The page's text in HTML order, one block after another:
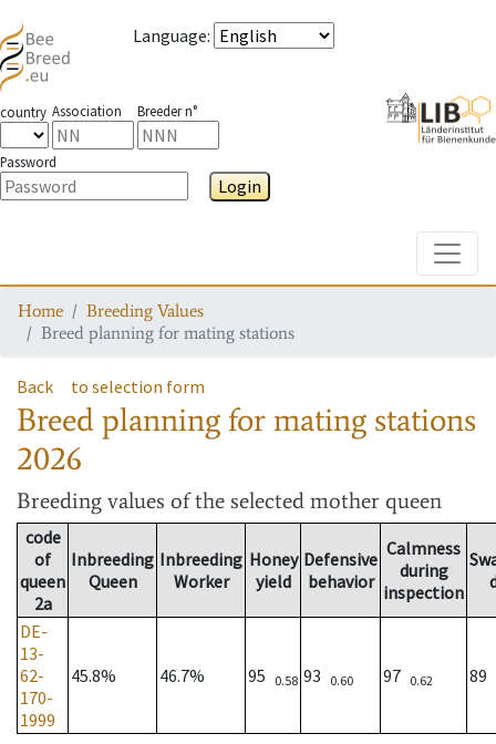
Language:
country Association Breeder n°
Password
Login
Home
Breeding Values
Breed planning for mating stations
Back to selection form
Breed planning for mating stations
2026
Breeding values of the selected mother queen
code
of
queen
2a
Inbreeding
Queen
Inbreeding
Worker
Honey
yield
Defensive
behavior
Calmness
during
inspection
DE-
13-
62-
170-
1999
45.8% 46.7% 95 0.58 93 0.60 97 0.62 89